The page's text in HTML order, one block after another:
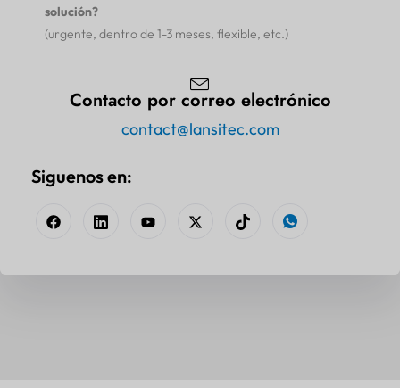
solución?
(urgente, dentro de 1-3 meses, flexible, etc.)
Contacto por correo electrónico
contact@lansitec.com
Siguenos en: